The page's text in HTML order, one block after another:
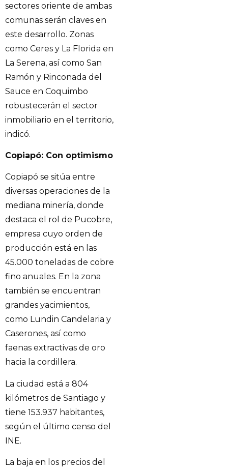
sectores oriente de ambas
comunas serán claves en
este desarrollo. Zonas
como Ceres y La Florida en
La Serena, así como San
Ramón y Rinconada del
Sauce en Coquimbo
robustecerán el sector
inmobiliario en el territorio,
indicó.
Copiapó: Con optimismo
Copiapó se sitúa entre
diversas operaciones de la
mediana minería, donde
destaca el rol de Pucobre,
empresa cuyo orden de
producción está en las
45.000 toneladas de cobre
fino anuales. En la zona
también se encuentran
grandes yacimientos,
como Lundin Candelaria y
Caserones, así como
faenas extractivas de oro
hacia la cordillera.
La ciudad está a 804
kilómetros de Santiago y
tiene 153.937 habitantes,
según el último censo del
INE.
La baja en los precios del